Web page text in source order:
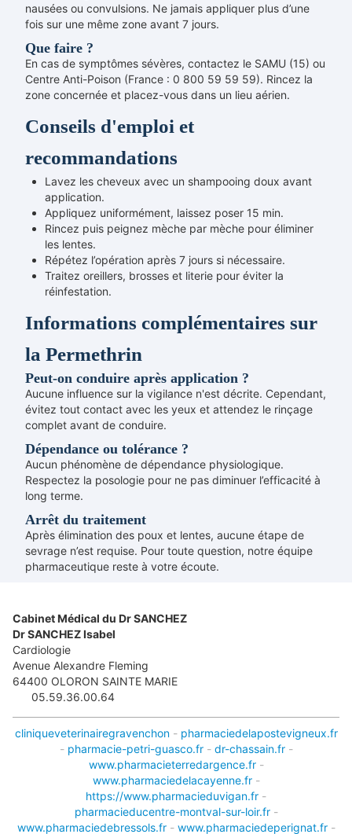
nausées ou convulsions. Ne jamais appliquer plus d’une
fois sur une même zone avant 7 jours.
Que faire ?
En cas de symptômes sévères, contactez le SAMU (15) ou
Centre Anti-Poison (France : 0 800 59 59 59). Rincez la
zone concernée et placez-vous dans un lieu aérien.
Conseils d'emploi et
recommandations
Lavez les cheveux avec un shampooing doux avant
application.
Appliquez uniformément, laissez poser 15 min.
Rincez puis peignez mèche par mèche pour éliminer
les lentes.
Répétez l’opération après 7 jours si nécessaire.
Traitez oreillers, brosses et literie pour éviter la
réinfestation.
Informations complémentaires sur
la Permethrin
Peut-on conduire après application ?
Aucune influence sur la vigilance n'est décrite. Cependant,
évitez tout contact avec les yeux et attendez le rinçage
complet avant de conduire.
Dépendance ou tolérance ?
Aucun phénomène de dépendance physiologique.
Respectez la posologie pour ne pas diminuer l’efficacité à
long terme.
Arrêt du traitement
Après élimination des poux et lentes, aucune étape de
sevrage n’est requise. Pour toute question, notre équipe
pharmaceutique reste à votre écoute.
Cabinet Médical du Dr SANCHEZ
Dr SANCHEZ Isabel
Cardiologie
Avenue Alexandre Fleming
64400 OLORON SAINTE MARIE
05.59.36.00.64
cliniqueveterinairegravenchon- pharmaciedelapostevigneux.fr
- pharmacie-petri-guasco.fr- dr-chassain.fr-
www.pharmacieterredargence.fr-
www.pharmaciedelacayenne.fr-
https://www.pharmacieduvigan.fr -
pharmacieducentre-montval-sur-loir.fr-
www.pharmaciedebressols.fr- www.pharmaciedeperignat.fr-